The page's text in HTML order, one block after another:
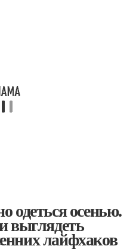
одеться осенью.
выглядеть
лайфхаков